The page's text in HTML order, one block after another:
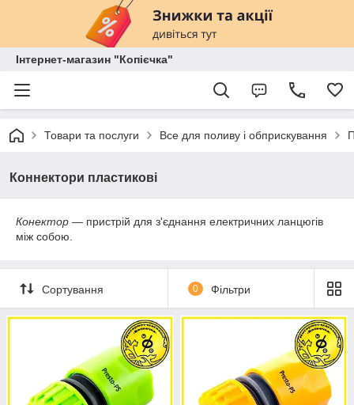
Інтернет-магазин "Копієчка"
Товари та послуги Все для поливу і обприскування
Коннектори пластикові
Конектор — пристрій для з'єднання електричних ланцюгів
між собою.
Сортування 0 Фільтри